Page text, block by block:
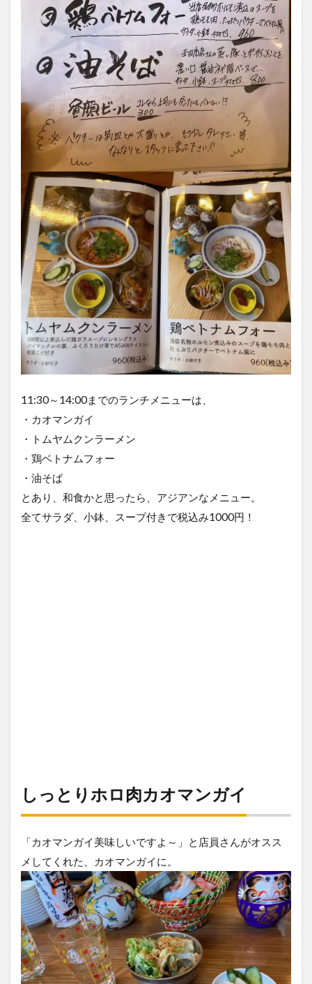
11:30～14:00までのランチメニューは、
・カオマンガイ
・トムヤムクンラーメン
・鶏ベトナムフォー
・油そば
とあり、和食かと思ったら、アジアンなメニュー。
全てサラダ、小鉢、スープ付きで税込み1000円！
しっとりホロ肉カオマンガイ
「カオマンガイ美味しいですよ～」と店員さんがオスス
メしてくれた、カオマンガイに。